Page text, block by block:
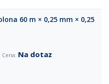
60 m × 0,25 mm × 0,25
Na dotaz